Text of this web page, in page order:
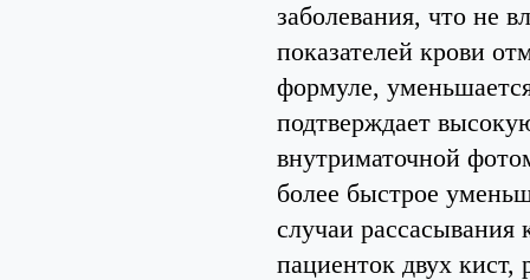
заболевания, что не
показателей крови
формуле,
подтверждает
внутриматочной
более быстрое
случаи рассасывания
пациенток двух кист,